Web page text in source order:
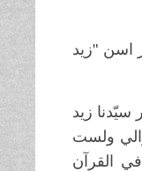
اسن "زيد
زيد
ولست
القرآن